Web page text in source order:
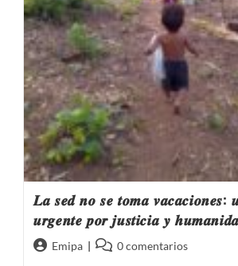
𝑳𝒂 𝒔𝒆𝒅 𝒏𝒐 𝒔𝒆 𝒕𝒐𝒎𝒂 𝒗𝒂𝒄𝒂𝒄𝒊𝒐𝒏𝒆𝒔:
𝒖𝒓𝒈𝒆𝒏𝒕𝒆 𝒑𝒐𝒓 𝒋𝒖𝒔𝒕𝒊𝒄𝒊𝒂 𝒚
AutorEmipa
Comentarios
0 comentarios